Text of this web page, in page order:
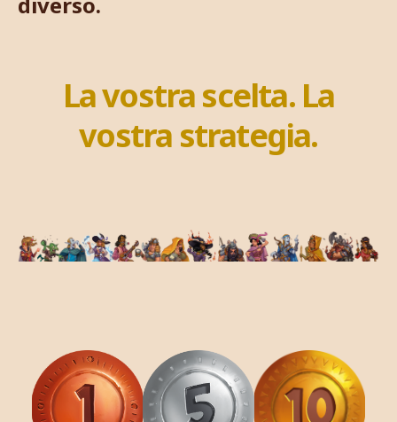
La vostra scelta. La
vostra strategia.